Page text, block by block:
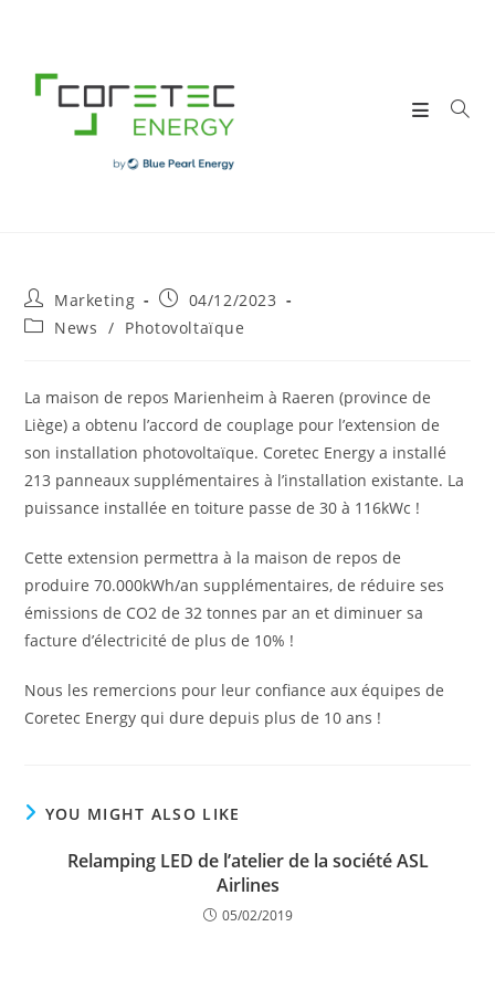
content
Post
author:
Marketing
Post
published:
04/12/2023
PostNews / Photovoltaïque
La maison de repos Marienheim à Raeren (province de
Liège) a obtenu l’accord de couplage pour l’extension de
son installation photovoltaïque. Coretec Energy a installé
213 panneaux supplémentaires à l’installation existante. La
puissance installée en toiture passe de 30 à 116kWc !
Cette extension permettra à la maison de repos de
produire 70.000kWh/an supplémentaires, de réduire ses
émissions de CO2 de 32 tonnes par an et diminuer sa
facture d’électricité de plus de 10% !
Nous les remercions pour leur confiance aux équipes de
Coretec Energy qui dure depuis plus de 10 ans !
YOU MIGHT ALSO LIKE
Relamping LED de l’atelier de la société ASL
Airlines
05/02/2019